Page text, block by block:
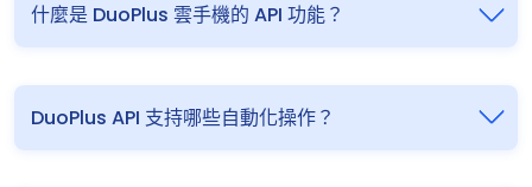
什麼是 DuoPlus 雲手機的 API 功能？
DuoPlus API 支持哪些自動化操作？